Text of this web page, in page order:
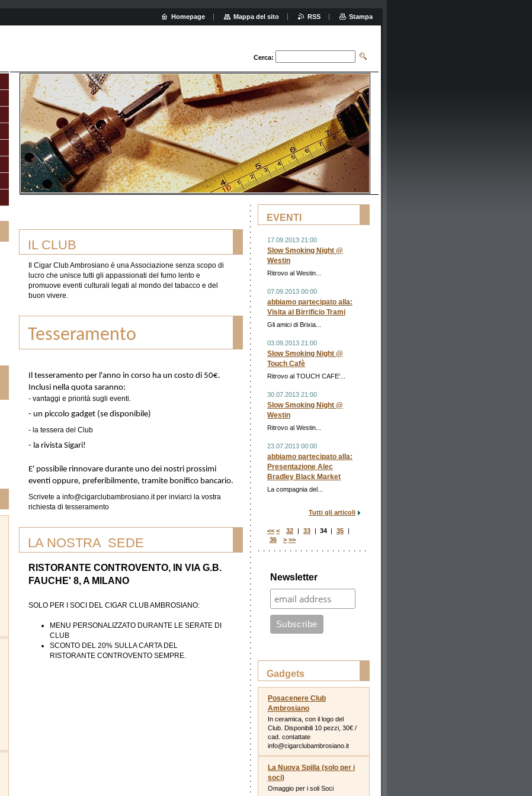
Cerca:
IL CLUB
Il Cigar Club Ambrosiano è una Associazione senza scopo di
lucro che unisce tutti gli appassionati del fumo lento e
promuove eventi culturali legati al mondo del tabacco e del
buon vivere.
Tesseramento
Il tesseramento per l'anno in corso ha un costo di 50€.
Inclusi nella quota saranno:
- vantaggi e priorità sugli eventi.
- un piccolo gadget (se disponibile)
- la tessera del Club
- la rivista Sigari!
E' possibile rinnovare durante uno dei nostri prossimi
eventi oppure, preferibilmente, tramite bonifico bancario.
Scrivete a info@cigarclubambrosiano.it per inviarci la vostra
richiesta di tesseramento
LA NOSTRA SEDE
RISTORANTE CONTROVENTO, IN VIA G.B.
FAUCHE' 8, A MILANO
SOLO PER I SOCI DEL CIGAR CLUB AMBROSIANO:
MENU PERSONALIZZATO DURANTE LE SERATE DI
CLUB
SCONTO DEL 20% SULLA CARTA DEL
RISTORANTE CONTROVENTO SEMPRE.
EVENTI
17.09.2013 21:00
Slow Smoking Night @
Westin
Ritrovo al Westin...
07.09.2013 00:00
abbiamo partecipato alla:
Visita al Birrificio Trami
Gli amici di Brixia...
03.09.2013 21:00
Slow Smoking Night @
Touch Cafè
Ritrovo al TOUCH CAFE'...
30.07.2013 21:00
Slow Smoking Night @
Westin
Ritrovo al Westin...
23.07.2013 00:00
abbiamo partecipato alla:
Presentazione Alec
Bradley Black Market
La compagnia del...
Tutti gli articoli
<< < 32 | 33 | 34 | 35
|
36
> >>
Newsletter
Gadgets
Posacenere Club
Ambrosiano
In ceramica, con il logo del
Club. Disponibili 10 pezzi, 30€ /
cad. contattate
info@cigarclubambrosiano.it
La Nuova Spilla (solo per i
soci)
Omaggio per i soli Soci
Homepage Mappa del sito RSS Stampa